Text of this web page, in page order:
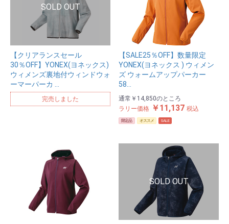
【クリアランスセール
30％OFF】YONEX(ヨネックス)
ウィメンズ裏地付ウィンドウォ
ーマーパーカ …
完売しました
【SALE25％OFF】数量限定
YONEX(ヨネックス ) ウィメン
ズ ウォームアップパーカー
58…
通常 ￥14,850のところ
ラリー価格 ￥11,137 税込
限定品 オススメ SALE